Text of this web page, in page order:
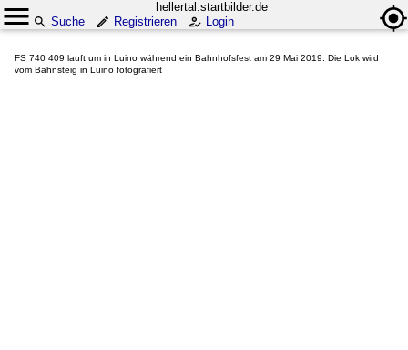
hellertal.startbilder.de
Suche
Registrieren Login
FS 740 409 lauft um in Luino während ein Bahnhofsfest am 29 Mai 2019. Die Lok wird
vom Bahnsteig in Luino fotografiert